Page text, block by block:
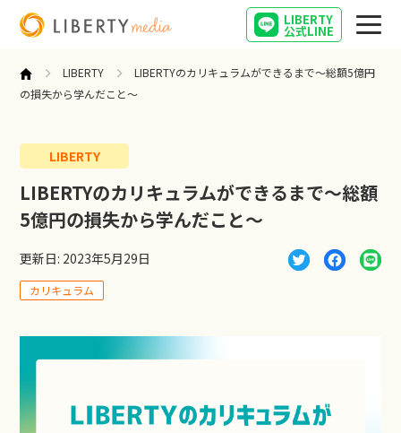
LIBERTY
公式LINE
起業
インタビュー
LIBERTY
LIBERTY
LIBERTYのカリキュラムができるまで～総額5億円
の損失から学んだこと～
LIBERTY
LIBERTYのカリキュラムができるまで～総額
5億円の損失から学んだこと～
更新日: 2023年5月29日
カリキュラム